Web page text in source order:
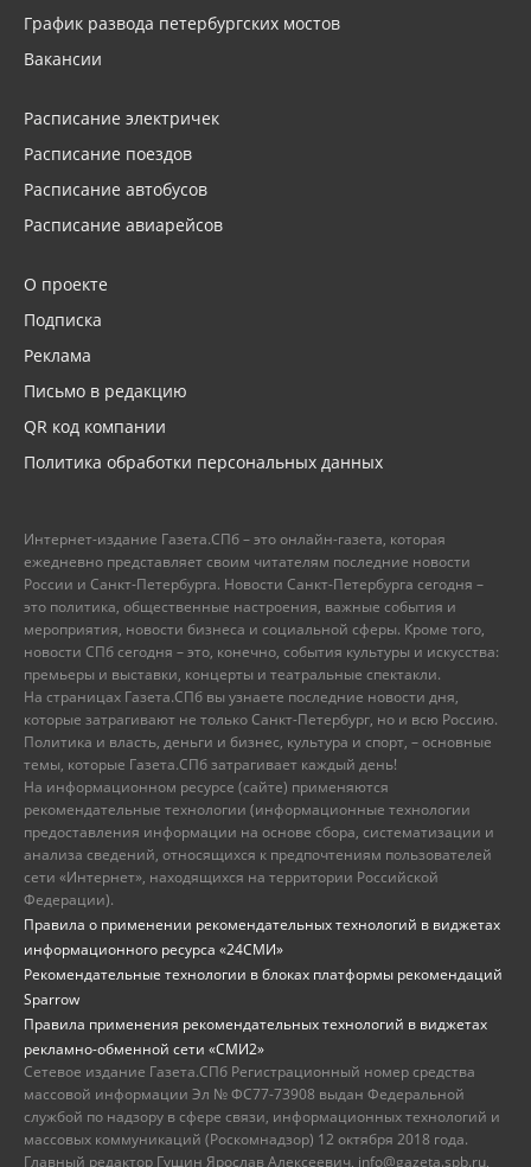
График развода петербургских мостов
Вакансии
Расписание электричек
Расписание поездов
Расписание автобусов
Расписание авиарейсов
О проекте
Подписка
Реклама
Письмо в редакцию
QR код компании
Политика обработки персональных данных
Интернет-издание Газета.СПб – это онлайн-газета, которая
ежедневно представляет своим читателям последние новости
России и Санкт-Петербурга. Новости Санкт-Петербурга сегодня –
это политика, общественные настроения, важные события и
мероприятия, новости бизнеса и социальной сферы. Кроме того,
новости СПб сегодня – это, конечно, события культуры и искусства:
премьеры и выставки, концерты и театральные спектакли.
На страницах Газета.СПб вы узнаете последние новости дня,
которые затрагивают не только Санкт-Петербург, но и всю Россию.
Политика и власть, деньги и бизнес, культура и спорт, – основные
темы, которые Газета.СПб затрагивает каждый день!
На информационном ресурсе (сайте) применяются
рекомендательные технологии (информационные технологии
предоставления информации на основе сбора, систематизации и
анализа сведений, относящихся к предпочтениям пользователей
сети «Интернет», находящихся на территории Российской
Федерации).
Правила о применении рекомендательных технологий в виджетах
информационного ресурса «24СМИ»
Рекомендательные технологии в блоках платформы рекомендаций
Sparrow
Правила применения рекомендательных технологий в виджетах
рекламно-обменной сети «СМИ2»
Сетевое издание Газета.СПб Регистрационный номер средства
массовой информации Эл № ФС77-73908 выдан Федеральной
службой по надзору в сфере связи, информационных технологий и
массовых коммуникаций (Роскомнадзор) 12 октября 2018 года.
Главный редактор Гущин Ярослав Алексеевич, info@gazeta.spb.ru,